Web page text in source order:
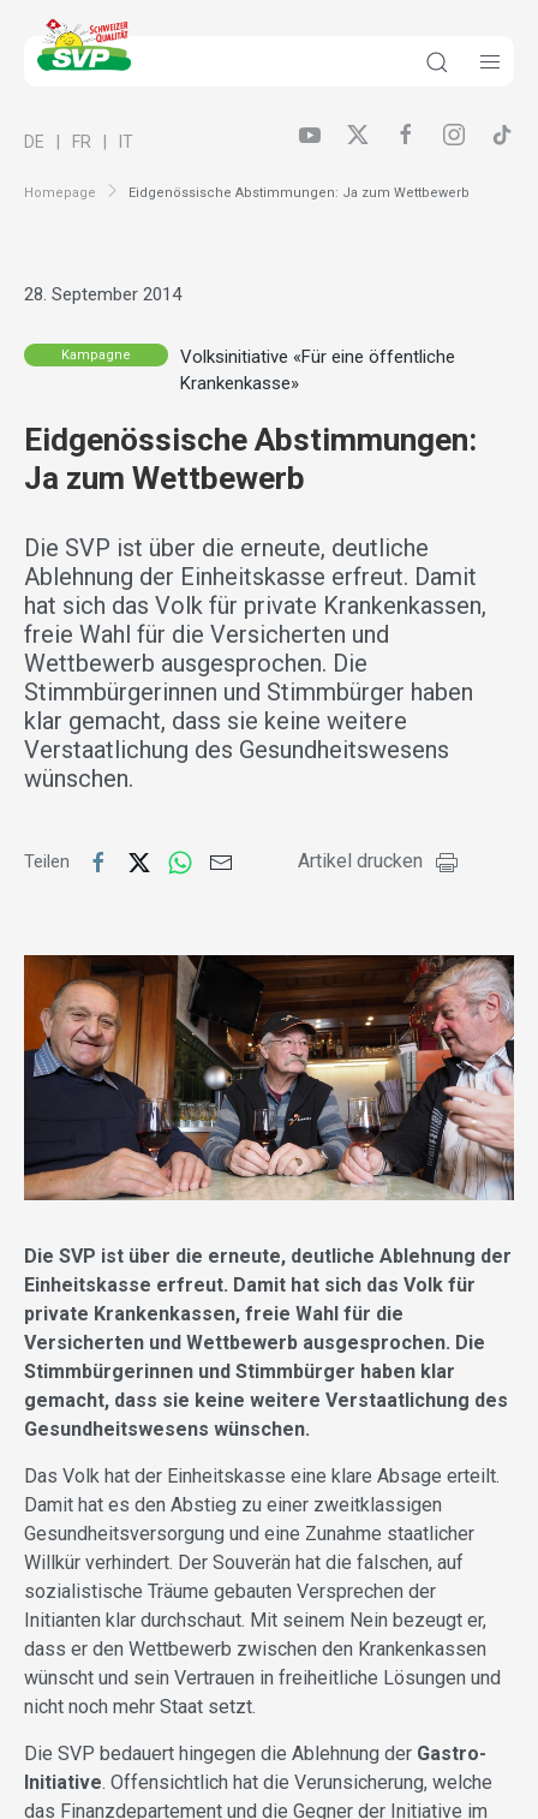
Homepage Eidgenössische Abstimmungen: Ja zum Wettbewerb
DE FR IT
28. September 2014
Kampagne
Volksinitiative «Für eine öffentliche
Krankenkasse»
Eidgenössische Abstimmungen:
Ja zum Wettbewerb
Die SVP ist über die erneute, deutliche
Ablehnung der Einheitskasse erfreut. Damit
hat sich das Volk für private Krankenkassen,
freie Wahl für die Versicherten und
Wettbewerb ausgesprochen. Die
Stimmbürgerinnen und Stimmbürger haben
klar gemacht, dass sie keine weitere
Verstaatlichung des Gesundheitswesens
wünschen.
Teilen Artikel drucken
Die SVP ist über die erneute, deutliche Ablehnung der
Einheitskasse erfreut. Damit hat sich das Volk für
private Krankenkassen, freie Wahl für die
Versicherten und Wettbewerb ausgesprochen. Die
Stimmbürgerinnen und Stimmbürger haben klar
gemacht, dass sie keine weitere Verstaatlichung des
Gesundheitswesens wünschen.
Das Volk hat der Einheitskasse eine klare Absage erteilt.
Damit hat es den Abstieg zu einer zweitklassigen
Gesundheitsversorgung und eine Zunahme staatlicher
Willkür verhindert. Der Souverän hat die falschen, auf
sozialistische Träume gebauten Versprechen der
Initianten klar durchschaut. Mit seinem Nein bezeugt er,
dass er den Wettbewerb zwischen den Krankenkassen
wünscht und sein Vertrauen in freiheitliche Lösungen und
nicht noch mehr Staat setzt.
Die SVP bedauert hingegen die Ablehnung der Gastro-
Initiative. Offensichtlich hat die Verunsicherung, welche
das Finanzdepartement und die Gegner der Initiative im